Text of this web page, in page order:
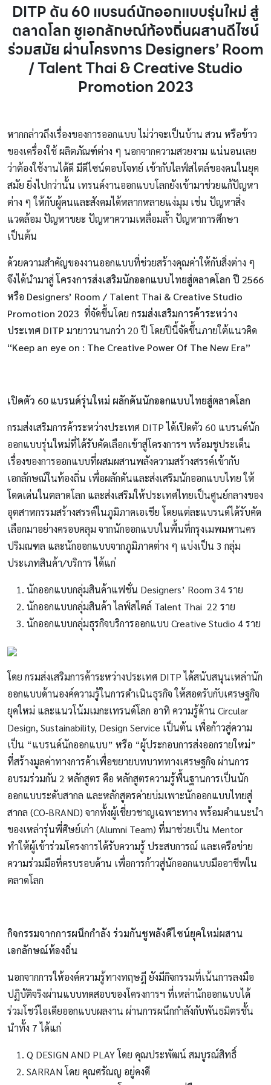
DITP ดัน 60 แบรนด์นักออกแบบรุ่นใหม่ สู่
ตลาดโลก ชูเอกลักษณ์ท้องถิ่นผสานดีไซน์
ร่วมสมัย ผ่านโครงการ Designers’ Room
/ Talent Thai & Creative Studio
Promotion 2023
หากกล่าวถึงเรื่องของการออกแบบ ไม่ว่าจะเป็นบ้าน สวน หรือข้าว
ของเครื่องใช้ ผลิตภัณฑ์ต่าง ๆ นอกจากความสวยงาม แน่นอนเลย
ว่าต้องใช้งานได้ดี มีดีไซน์ตอบโจทย์ เข้ากับไลฟ์สไตล์ของคนในยุค
สมัย ยิ่งไปกว่านั้น เทรนด์งานออกแบบโลกยังเข้ามาช่วยแก้ปัญหา
ต่าง ๆ ให้กับผู้คนและสังคมได้หลากหลายแง่มุม เช่น ปัญหาสิ่ง
แวดล้อม ปัญหาขยะ ปัญหาความเหลื่อมล้ำ ปัญหาการศึกษา
เป็นต้น
ด้วยความสำคัญของงานออกแบบที่ช่วยสร้างคุณค่าให้กับสิ่งต่าง ๆ
จึงได้นำมาสู่โครงการส่งเสริมนักออกแบบไทยสู่ตลาดโลก ปี 2566
หรือ Designers’ Room / Talent Thai & Creative Studio
Promotion 2023 ที่จัดขึ้นโดย กรมส่งเสริมการค้าระหว่าง
ประเทศ DITP มายาวนานกว่า 20 ปี โดยปีนี้จัดขึ้นภายใต้แนวคิด
“Keep an eye on : The Creative Power Of The New Era”
เปิดตัว 60 แบรนด์รุ่นใหม่ ผลักดันนักออกแบบไทยสู่ตลาดโลก
กรมส่งเสริมการค้าระหว่างประเทศ DITP ได้เปิดตัว 60 แบรนด์นัก
ออกแบบรุ่นใหม่ที่ได้รับคัดเลือกเข้าสู่โครงการฯ พร้อมชูประเด็น
เรื่องของการออกแบบที่ผสมผสานพลังความสร้างสรรค์เข้ากับ
เอกลักษณ์ในท้องถิ่น เพื่อผลักดันและส่งเสริมนักออกแบบไทย ให้
โดดเด่นในตลาดโลก และส่งเสริมให้ประเทศไทยเป็นศูนย์กลางของ
อุตสาหกรรมสร้างสรรค์ในภูมิภาคเอเชีย โดยแต่ละแบรนด์ได้รับคัด
เลือกมาอย่างครอบคลุม จากนักออกแบบในพื้นที่กรุงเมพมหานคร
ปริมณฑล และนักออกแบบจากภูมิภาคต่าง ๆ แบ่งเป็น 3 กลุ่ม
ประเภทสินค้า/บริการ ได้แก่
นักออกแบบกลุ่มสินค้าแฟชั่น Designers’ Room 34 ราย
นักออกแบบกลุ่มสินค้า ไลฟ์สไตล์ Talent Thai 22 ราย
นักออกแบบกลุ่มธุรกิจบริการออกแบบ Creative Studio 4 ราย
โดย กรมส่งเสริมการค้าระหว่างประเทศ DITP ได้สนับสนุนเหล่านัก
ออกแบบด้านองค์ความรู้ในการดำเนินธุรกิจ ให้สอดรับกับเศรษฐกิจ
ยุคใหม่ และแนวโน้มเมกะเทรนด์โลก อาทิ ความรู้ด้าน Circular
Design, Sustainability, Design Service เป็นต้น เพื่อก้าวสู่ความ
เป็น “แบรนด์นักออกแบบ” หรือ “ผู้ประกอบการส่งออกรายใหม่”
ที่สร้างมูลค่าทางการค้าเพื่อขยายบทบาททางเศรษฐกิจ ผ่านการ
อบรมร่วมกัน 2 หลักสูตร คือ หลักสูตรความรู้พื้นฐานการเป็นนัก
ออกแบบระดับสากล และหลักสูตรค่ายบ่มเพาะนักออกแบบไทยสู่
สากล (CO-BRAND) จากทั้งผู้เชี่ยวชาญเฉพาะทาง พร้อมคำแนะนำ
ของเหล่ารุ่นพี่ศิษย์เก่า (Alumni Team) ที่มาช่วยเป็น Mentor
ทำให้ผู้เข้าร่วมโครงการได้รับความรู้ ประสบการณ์ และเครือข่าย
ความร่วมมือที่ครบรอบด้าน เพื่อการก้าวสู่นักออกแบบมืออาชีพใน
ตลาดโลก
กิจกรรมจากการผนึกกำลัง ร่วมกันชูพลังดีไซน์ยุคใหม่ผสาน
เอกลักษณ์ท้องถิ่น
นอกจากการให้องค์ความรู้ทางทฤษฎี ยังมีกิจกรรมที่เน้นการลงมือ
ปฏิบัติจริงผ่านแบบทดสอบของโครงการฯ ที่เหล่านักออกแบบได้
ร่วมโชว์ไอเดียออกแบบผลงาน ผ่านการผนึกกำลังกับพันธมิตรชั้น
นำทั้ง 7 ได้แก่
Q DESIGN AND PLAY โดย คุณประพัฒน์ สมบูรณ์สิทธิ์
SARRAN โดย คุณศรัณญ อยู่คงดี